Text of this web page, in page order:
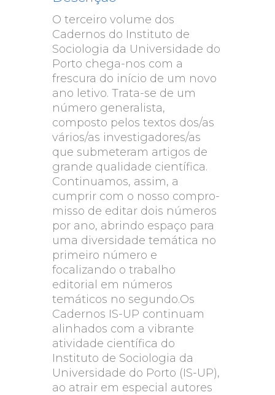
O terceiro volume dos
Cadernos do Instituto de
Sociologia da Universidade do
Porto chega-nos com a
frescura do início de um novo
ano letivo. Trata-se de um
número generalista,
composto pelos textos dos/as
vários/as investigadores/as
que submeteram artigos de
grande qualidade científica.
Continuamos, assim, a
cumprir com o nosso compro-
misso de editar dois números
por ano, abrindo espaço para
uma diversidade temática no
primeiro número e
focalizando o trabalho
editorial em números
temáticos no segundo.Os
Cadernos IS-UP continuam
alinhados com a vibrante
atividade científica do
Instituto de Sociologia da
Universidade do Porto (IS-UP),
ao atrair em especial autores